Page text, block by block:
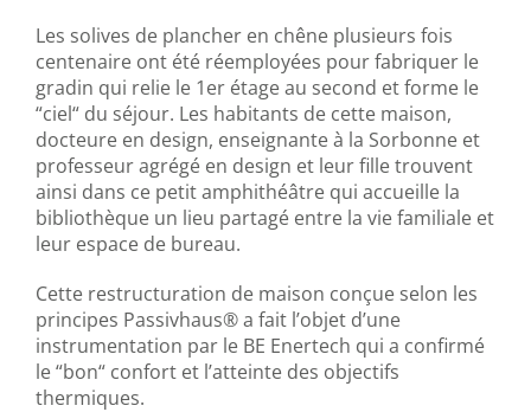
Les solives de plancher en chêne plusieurs fois
centenaire ont été réemployées pour fabriquer le
gradin qui relie le 1er étage au second et forme le
“ciel“ du séjour. Les habitants de cette maison,
docteure en design, enseignante à la Sorbonne et
professeur agrégé en design et leur fille trouvent
ainsi dans ce petit amphithéâtre qui accueille la
bibliothèque un lieu partagé entre la vie familiale et
leur espace de bureau.
Cette restructuration de maison conçue selon les
principes Passivhaus® a fait l’objet d’une
instrumentation par le BE Enertech qui a confirmé
le “bon“ confort et l’atteinte des objectifs
thermiques.